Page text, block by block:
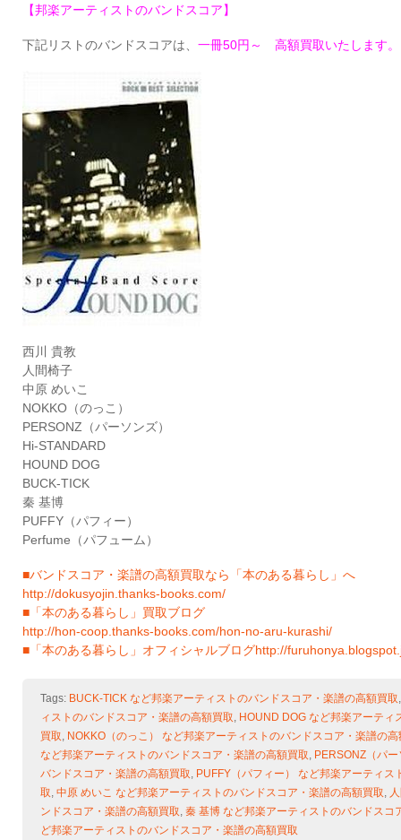
【邦楽アーティストのバンドスコア】
下記リストのバンドスコアは、 一冊50円～ 高額買取いたします。
西川 貴教
人間椅子
中原 めいこ
NOKKO（のっこ）
PERSONZ（パーソンズ）
Hi-STANDARD
HOUND DOG
BUCK-TICK
秦 基博
PUFFY（パフィー）
Perfume（パフューム）
■バンドスコア・楽譜の高額買取なら「本のある暮らし」へ
http://dokusyojin.thanks-books.com/
■「本のある暮らし」買取ブログ
http://hon-coop.thanks-books.com/hon-no-aru-kurashi/
■「本のある暮らし」オフィシャルブログhttp://
Tags: BUCK-TICK など邦楽アーティストのバンドスコア・楽譜の高額買取
ィストのバンドスコア・楽譜の高額買取, HOUND DOG など邦楽アーテ
買取, NOKKO（のっこ） など邦楽アーティストのバンドスコア・楽譜の高
など邦楽アーティストのバンドスコア・楽譜の高額買取, PERSONZ（パ
バンドスコア・楽譜の高額買取, PUFFY（パフィー） など邦楽アーティ
取, 中原 めいこ など邦楽アーティストのバンドスコア・楽譜の高額買取,
ンドスコア・楽譜の高額買取, 秦 基博 など邦楽アーティストのバンドスコ
ど邦楽アーティストのバンドスコア・楽譜の高額買取